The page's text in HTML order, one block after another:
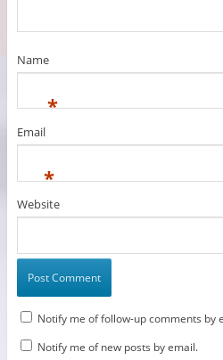
Name
*
Email
*
Website
Notify me of follow-up comments by
Notify me of new posts by email.